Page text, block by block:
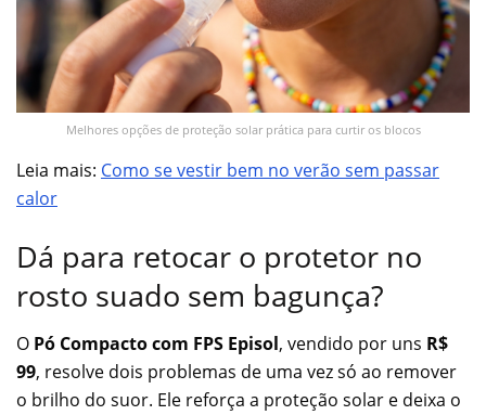
Melhores opções de proteção solar prática para curtir os blocos
Leia mais: Como se vestir bem no verão sem passar
calor
Dá para retocar o protetor no
rosto suado sem bagunça?
O Pó Compacto com FPS Episol, vendido por uns R$
99, resolve dois problemas de uma vez só ao remover
o brilho do suor. Ele reforça a proteção solar e deixa o